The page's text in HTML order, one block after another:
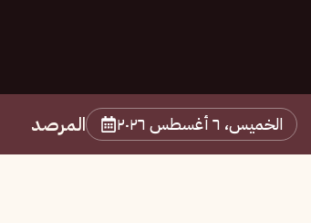
الخميس، ٦ أغسطس ٢٠٢٦ المرصد